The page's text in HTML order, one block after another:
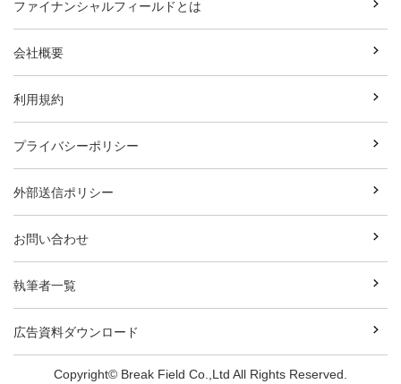
ファイナンシャルフィールドとは
会社概要
利用規約
プライバシーポリシー
外部送信ポリシー
お問い合わせ
執筆者一覧
広告資料ダウンロード
Copyright© Break Field Co.,Ltd All Rights Reserved.